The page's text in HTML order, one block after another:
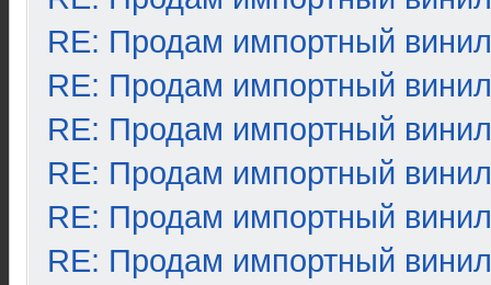
RE: Продам импортный винил
RE: Продам импортный винил
RE: Продам импортный винил
RE: Продам импортный винил
RE: Продам импортный винил
RE: Продам импортный винил